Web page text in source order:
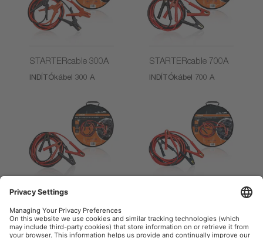
STARTERcable 300A
INDÍTÓkábel 300 A
STARTERcable 700A
INDÍTÓkábel 700 A
STARTERcable 900A
INDÍTÓkábel 900 A INDÍTÓkábel 1200 A